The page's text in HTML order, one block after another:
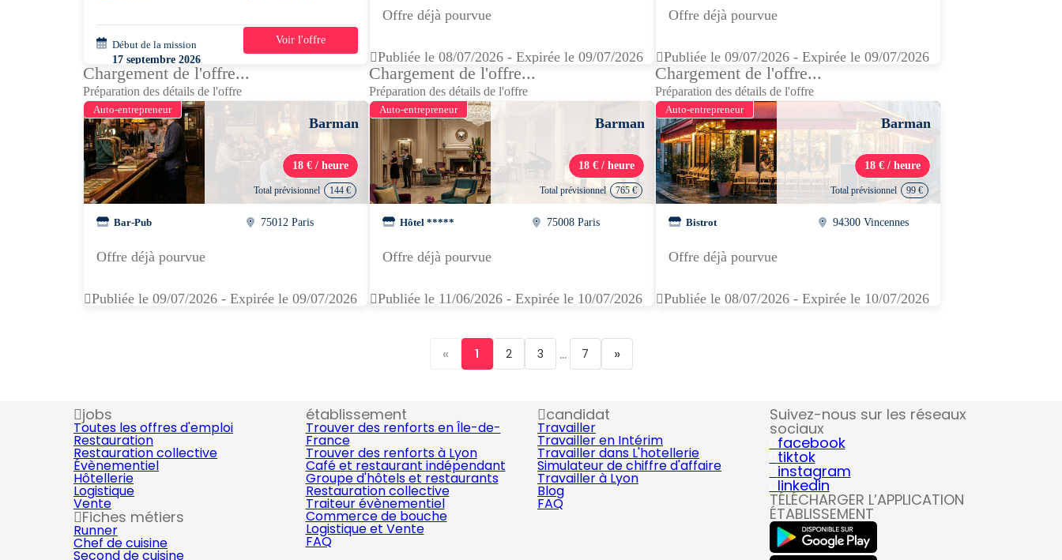
Début de la mission
17 septembre 2026
17h00 - 02h00
1 jour
Voir l'offre
Offre déjà pourvue
Publiée le 08/07/2026 - Expirée le 09/07/2026
Offre déjà pourvue
Publiée le 09/07/2026 - Expirée le 09/07/2026
Chargement de l'offre...
Préparation des détails de l'offre
Auto-entrepreneur
Barman
18 € / heure
Total prévisionnel 144 €
Bar-Pub 75012 Paris
Offre déjà pourvue
Publiée le 09/07/2026 - Expirée le 09/07/2026
Chargement de l'offre...
Préparation des détails de l'offre
Auto-entrepreneur
Barman
18 € / heure
Total prévisionnel 765 €
Hôtel ***** 75008 Paris
Offre déjà pourvue
Publiée le 11/06/2026 - Expirée le 10/07/2026
Chargement de l'offre...
Préparation des détails de l'offre
Auto-entrepreneur
Barman
18 € / heure
Total prévisionnel 99 €
Bistrot 94300 Vincennes
Offre déjà pourvue
Publiée le 08/07/2026 - Expirée le 10/07/2026
« 1 2 3 ... 7 »
jobs
Toutes les offres d'emploi
Restauration
Restauration collective
Évènementiel
Hôtellerie
Logistique
Vente
Fiches métiers
Runner
Chef de cuisine
Second de cuisine
établissement
Trouver des renforts en Île-de-
France
Trouver des renforts à Lyon
Café et restaurant indépendant
Groupe d'hôtels et restaurants
Restauration collective
Traiteur évènementiel
Commerce de bouche
Logistique et Vente
FAQ
candidat
Travailler
Travailler en Intérim
Travailler dans L'hotellerie
Simulateur de chiffre d'affaire
Travailler à Lyon
Blog
FAQ
Suivez-nous sur les réseaux
sociaux
facebook
tiktok
instagram
linkedin
TÉLÉCHARGER L’APPLICATION
ÉTABLISSEMENT